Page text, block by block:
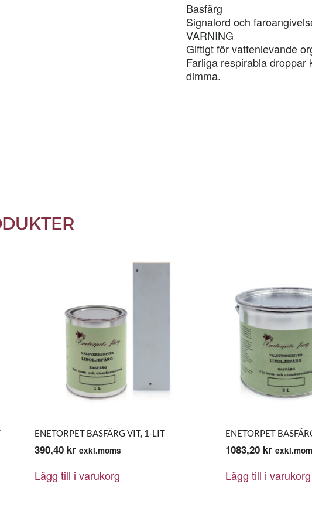
Basfärg
Signalord och
VARNING
Giftigt för vattenlevande
Farliga respirabla
dimma.
ENETORPET BASFÄRG VIT, 1-LIT
390,40 kr exkl.moms
Lägg till i varukorg
ENETORPET
1083,20 kr
Lägg till i varukorg